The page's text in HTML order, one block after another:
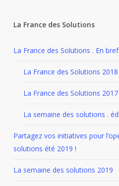
La France des Solutions
La France des Solutions . En bref
La France des Solutions 2018
La France des Solutions 2017
La semaine des solutions .
Partagez vos initiatives pour
solutions été 2019 !
La semaine des solutions 2019